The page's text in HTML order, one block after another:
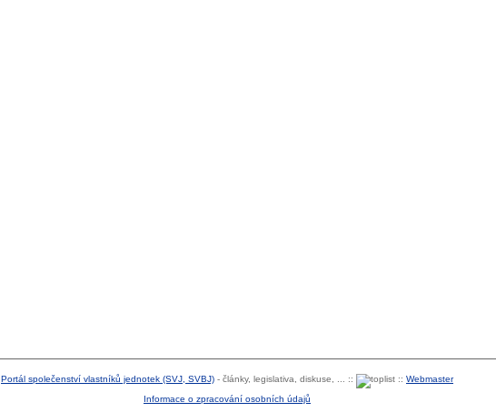
Portál společenství vlastníků jednotek (SVJ, SVBJ) - články, legislativa, diskuse, ... :: :: Webmaster
Informace o zpracování osobních údajů